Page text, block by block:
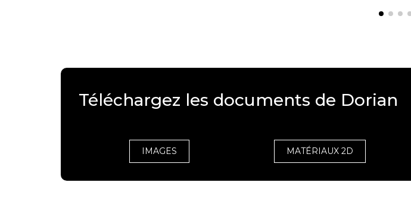
Téléchargez les documents de Dorian
IMAGES MATÉRIAUX 2D